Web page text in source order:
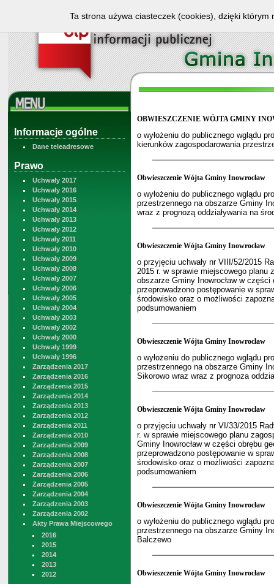
Informacje ogólne
Dane teleadresowe
Prawo
Uchwały 2017
Uchwały 2016
Uchwały 2015
Uchwały 2014
Uchwały 2013
Uchwały 2012
Uchwały 2011
Uchwały 2010
Uchwały 2009
Uchwały 2008
Uchwały 2007
Uchwały 2006
Uchwały 2005
Uchwały 2004
Uchwały 2003
Uchwały 2002
Uchwały 2000
Uchwały 1999
Uchwały 1996
Zarządzenia 2017
Zarządzenia 2016
Zarządzenia 2015
Zarządzenia 2014
Zarządzenia 2013
Zarządzenia 2012
Zarządzenia 2011
Zarządzenia 2010
Zarządzenia 2009
Zarządzenia 2008
Zarządzenia 2007
Zarządzenia 2006
Zarządzenia 2005
Zarządzenia 2004
Zarządzenia 2003
Zarządzenia 2002
Akty Prawa Miejscowego
2016
2015
2014
2013
2012
OBWIESZCZENIE WÓJTA GMINY
o wyłożeniu do publicznego wglądu
kierunków zagospodarowania
Obwieszczenie Wójta Gminy Inowrocław
o wyłożeniu do publicznego wglądu
przestrzennego na obszarze Gminy
wraz z prognozą oddziaływania na
Obwieszczenie Wójta Gminy Inowrocław
o przyjęciu uchwały nr VIII/52/2015
2015 r. w sprawie miejscowego planu
obszarze Gminy Inowrocław w
przeprowadzono postępowanie w
środowisko oraz o możliwości
podsumowaniem
Obwieszczenie Wójta Gminy Inowrocław
o wyłożeniu do publicznego wglądu
przestrzennego na obszarze Gminy
Sikorowo wraz wraz z prognoza
Obwieszczenie Wójta Gminy Inowrocław
o przyjęciu uchwały nr VI/33/2015
r. w sprawie miejscowego planu
Gminy Inowrocław w części obrębu
przeprowadzono postępowanie w
środowisko oraz o możliwości
podsumowaniem
Obwieszczenie Wójta Gminy Inowrocław
o wyłożeniu do publicznego wglądu
przestrzennego na obszarze Gminy
Balczewo
Obwieszczenie Wójta Gminy Inowrocław
Ta strona używa ciasteczek (cookies), dzięki którym